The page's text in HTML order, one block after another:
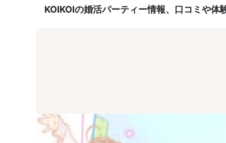
KOIKOIの婚活パーティー情報、口コミや体